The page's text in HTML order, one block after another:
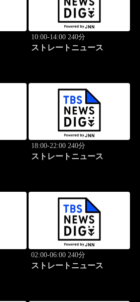
10:00-14:00 240分
ストレートニュース
18:00-22:00 240分
ストレートニュース
02:00-06:00 240分
ストレートニュース